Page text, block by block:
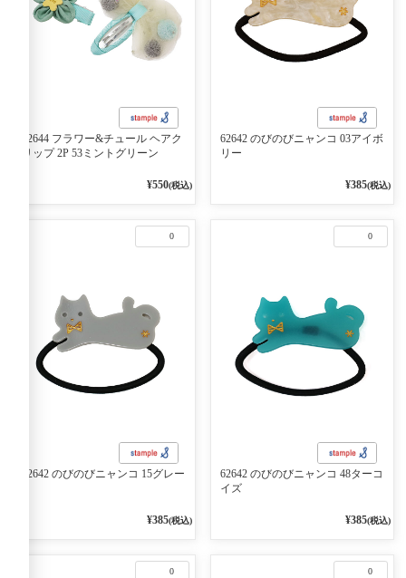
62644 フラワー&チュール ヘアク
リップ 2P 53ミントグリーン
¥550(税込)
62642 のびのびニャンコ 03アイボ
リー
¥385(税込)
0
62642 のびのびニャンコ 15グレー
¥385(税込)
0
62642 のびのびニャンコ 48ターコ
イズ
¥385(税込)
0 0